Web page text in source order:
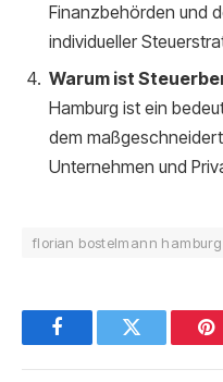
Finanzbehörden und
individueller
Warum ist
Hamburg ist ein
dem
Unternehmen und
florian bostelmann hamburg
FacebookTwitter